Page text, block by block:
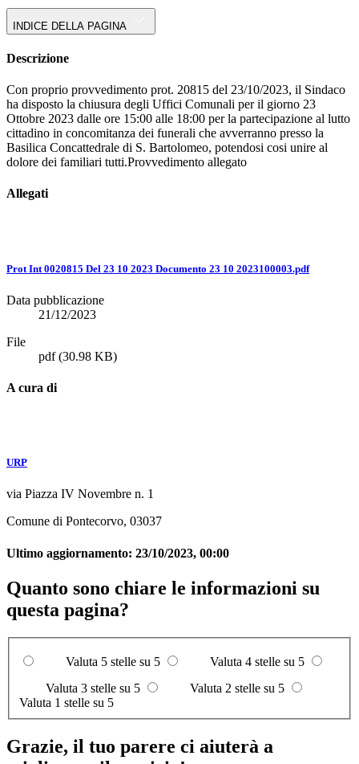
INDICE DELLA PAGINA
Descrizione
Con proprio provvedimento prot. 20815 del 23/10/2023, il Sindaco
ha disposto la chiusura degli Uffici Comunali per il giorno 23
Ottobre 2023 dalle ore 15:00 alle 18:00 per la partecipazione al lutto
cittadino in concomitanza dei funerali che avverranno presso la
Basilica Concattedrale di S. Bartolomeo, potendosi cosi unire al
dolore dei familiari tutti.Provvedimento allegato
Allegati
Prot Int 0020815 Del 23 10 2023 Documento 23 10 2023100003.pdf
Data pubblicazione
21/12/2023
File
pdf(30.98 KB)
A cura di
URP
via Piazza IV Novembre n. 1
Comune di Pontecorvo, 03037
Ultimo aggiornamento: 23/10/2023, 00:00
Quanto sono chiare le informazioni su
questa pagina?
Valuta 5 stelle su 5
Valuta 4 stelle su 5
Valuta 3 stelle su 5
Valuta 2 stelle su 5
Valuta 1 stelle su 5
Grazie, il tuo parere ci aiuterà a